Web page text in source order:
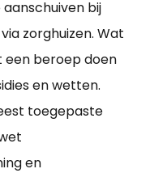
bij
zorghuizen. Wat
een beroep doen
en wetten.
toegepaste
en